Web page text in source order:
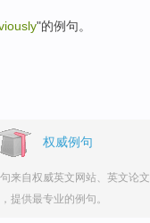
"的例句。
权威例句
来自权威英文网站、英文论文
提供最专业的例句。